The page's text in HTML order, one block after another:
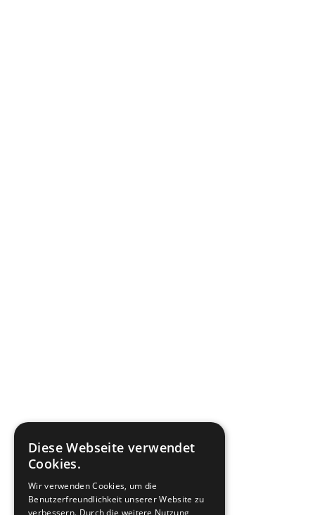
Diese Webseite verwendet
Cookies.
Wir verwenden Cookies, um die
Benutzerfreundlichkeit unserer Website zu
verbessern. Durch die weitere Nutzung